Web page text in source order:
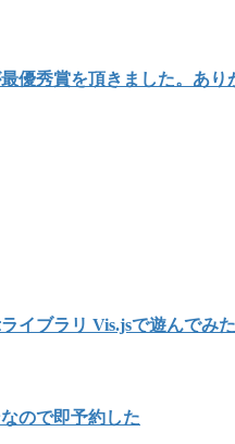
優秀賞を頂きました。あり
イブラリ Vis.jsで遊んでみた
ので即予約した